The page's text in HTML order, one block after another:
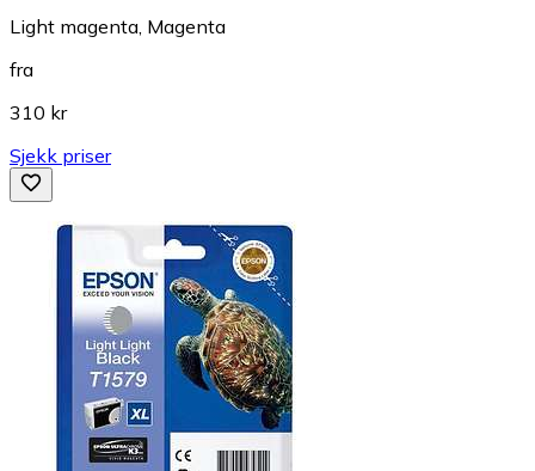
Light magenta, Magenta
fra
310 kr
Sjekk priser